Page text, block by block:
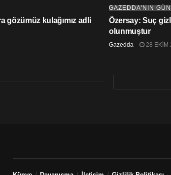
gözümüz kulağımız adli
GAZEDDA'NIN
Özersay: Suç
olunmuştur
Gazedda 28 EKIM